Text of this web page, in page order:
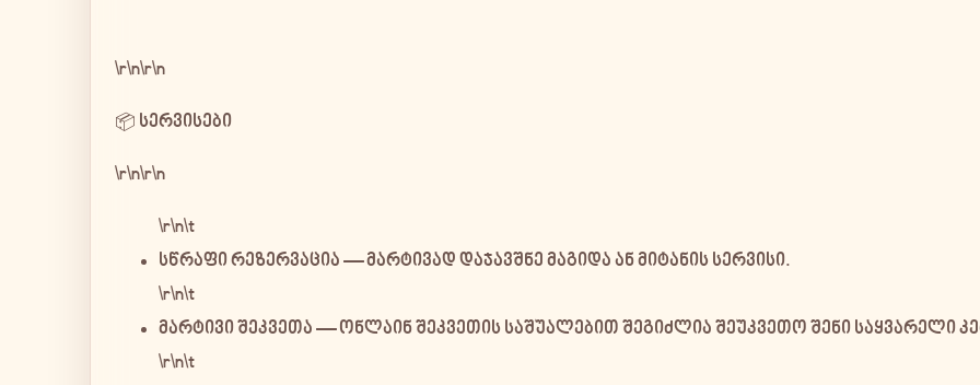
\r\n\r\n
📦 სერვისები
\r\n\r\n
\r\n\t
სწრაფი რეზერვაცია — მარტივად დაჯავშნე მაგიდა ან მიტანის სერვისი.
\r\n\t
მარტივი შეკვეთა — ონლაინ შეკვეთის საშუალებით შეგიძლია შეუკვეთო შენი საყვარელი
\r\n\t